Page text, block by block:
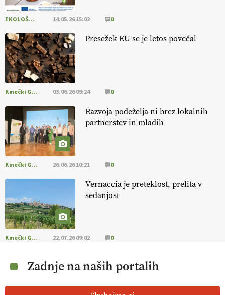
EKOloško = logično: ekološka kmetija PR'
RAKARI
EKOLOŠKO LOGIČNO 14.05.26 15:02 0
Presežek EU se je letos povečal
Kmečki Glas 03.06.26 09:24 0
Razvoja podeželja ni brez lokalnih
partnerstev in mladih
Kmečki Glas 26.06.26 10:21 0
Vernaccia je preteklost, prelita v
sedanjost
Kmečki Glas 22.07.26 09:02 0
Zadnje na naših portalih